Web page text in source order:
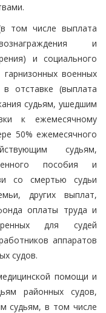
том числе выплата
и
и социального
военных
отставке (выплата
судьям, ушедшим
к ежемесячному
50% ежемесячного
судьям,
пособия и
со смертью судьи
других выплат,
оплаты труда и
для судей
аппаратов
судов.
помощи и
районных судов,
судьям, в том числе